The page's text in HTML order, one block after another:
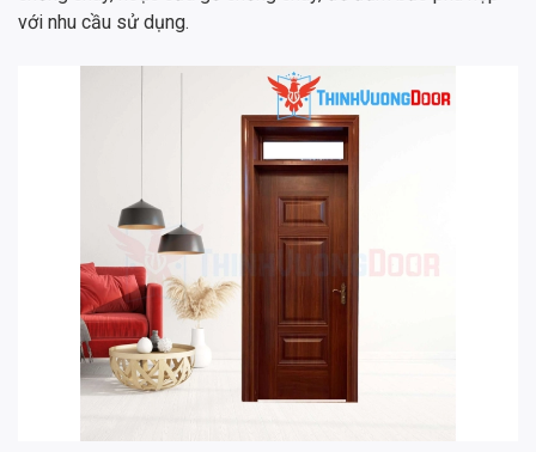
với nhu cầu sử dụng.